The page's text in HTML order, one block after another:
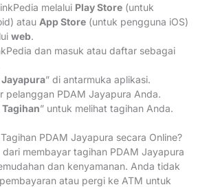
melalui Play Store (untuk
atau App Store (untuk pengguna iOS)
web.
dan masuk atau daftar sebagai
Jayapura” di antarmuka aplikasi.
pelanggan PDAM Jayapura Anda.
Tagihan” untuk melihat tagihan Anda.
PDAM Jayapura secara Online?
membayar tagihan PDAM Jayapura
dan kenyamanan. Anda tidak
atau pergi ke ATM untuk